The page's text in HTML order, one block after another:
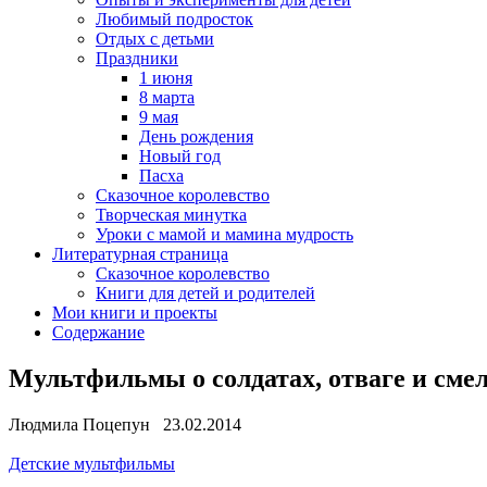
Любимый подросток
Отдых с детьми
Праздники
1 июня
8 марта
9 мая
День рождения
Новый год
Пасха
Сказочное королевство
Творческая минутка
Уроки с мамой и мамина мудрость
Литературная страница
Сказочное королевство
Книги для детей и родителей
Мои книги и проекты
Содержание
Мультфильмы о солдатах, отваге и
Людмила Поцепун 23.02.2014
Детские мультфильмы